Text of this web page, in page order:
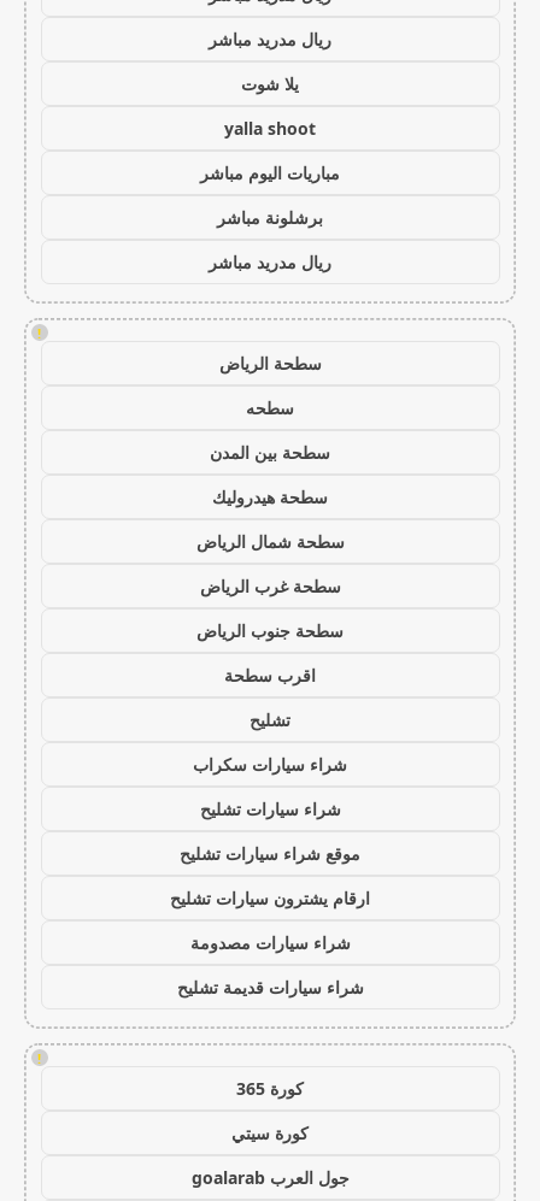
ريال مدريد مباشر
يلا شوت
yalla shoot
مباريات اليوم مباشر
برشلونة مباشر
ريال مدريد مباشر
!
سطحة الرياض
سطحه
سطحة بين المدن
سطحة هيدروليك
سطحة شمال الرياض
سطحة غرب الرياض
سطحة جنوب الرياض
اقرب سطحة
تشليح
شراء سيارات سكراب
شراء سيارات تشليح
موقع شراء سيارات تشليح
ارقام يشترون سيارات تشليح
شراء سيارات مصدومة
شراء سيارات قديمة تشليح
!
كورة 365
كورة سيتي
جول العرب goalarab